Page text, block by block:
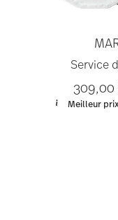
Service
309,00
Meilleur